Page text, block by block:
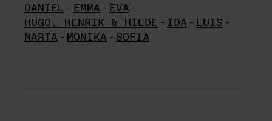
DANIEL - EMMA - EVA -
HUGO, HENRIK & HILDE - IDA - LUIS -
MARTA - MONIKA - SOFIA